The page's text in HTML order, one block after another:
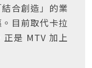
合創造」的業
目前取代卡拉
是 MTV 加上